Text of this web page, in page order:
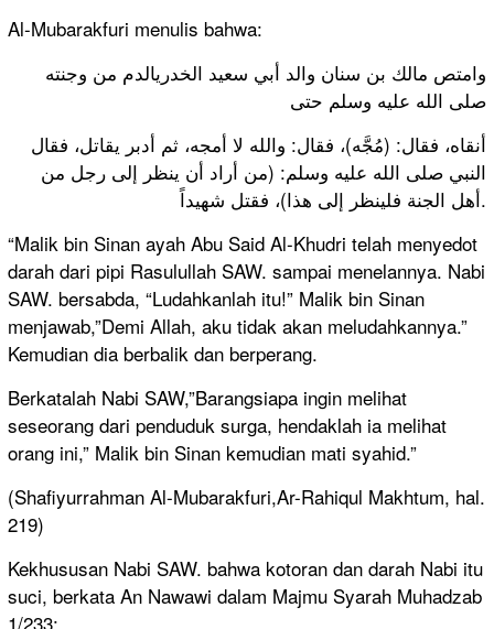
Al-Mubarakfuri menulis bahwa:
وامتص مالك بن سنان والد أبي سعيد الخدريالدم من وجنته
صلى الله عليه وسلم حتى
أنقاه، فقال: (مُجَّه)، فقال: والله لا أمجه، ثم أدبر يقاتل، فقال
النبي صلى الله عليه وسلم: (من أراد أن ينظر إلى رجل من
أهل الجنة فلينظر إلى هذا)، فقتل شهيداً.
“Malik bin Sinan ayah Abu Said Al-Khudri telah menyedot
darah dari pipi Rasulullah SAW. sampai menelannya. Nabi
SAW. bersabda, “Ludahkanlah itu!” Malik bin Sinan
menjawab,”Demi Allah, aku tidak akan meludahkannya.”
Kemudian dia berbalik dan berperang.
Berkatalah Nabi SAW,”Barangsiapa ingin melihat
seseorang dari penduduk surga, hendaklah ia melihat
orang ini,” Malik bin Sinan kemudian mati syahid.”
(Shafiyurrahman Al-Mubarakfuri,Ar-Rahiqul Makhtum, hal.
219)
Kekhususan Nabi SAW. bahwa kotoran dan darah Nabi itu
suci, berkata An Nawawi dalam Majmu Syarah Muhadzab
1/233: